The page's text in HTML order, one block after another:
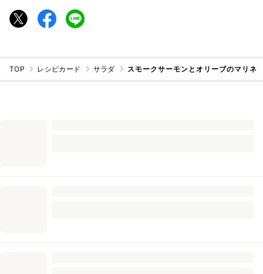
TOP レシピカード サラダ スモークサーモンとオリーブのマリネ